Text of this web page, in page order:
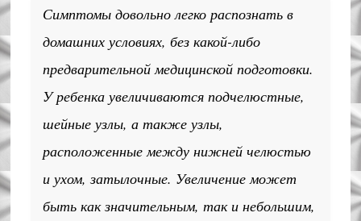
Симптомы довольно легко распознать в
домашних условиях, без какой-либо
предварительной медицинской подготовки.
У ребенка увеличиваются подчелюстные,
шейные узлы, а также узлы,
расположенные между нижней челюстью
и ухом, затылочные. Увеличение может
быть как значительным, так и небольшим,